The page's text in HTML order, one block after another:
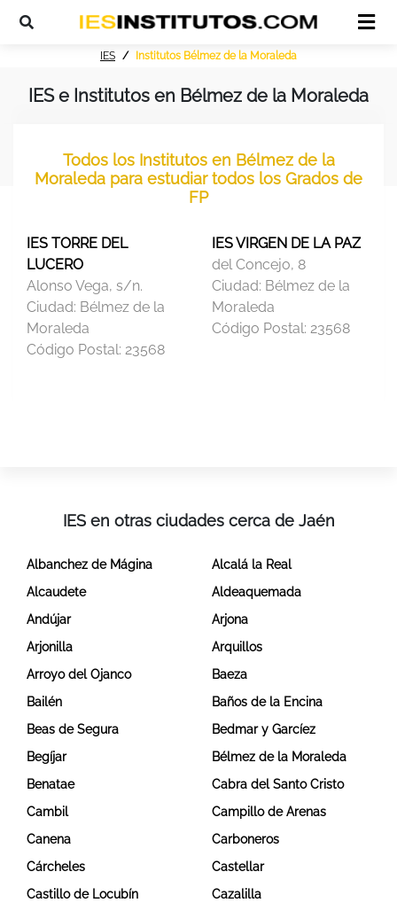
IES Institutos Bélmez de la Moraleda
IES e Institutos en Bélmez de la Moraleda
Todos los Institutos en Bélmez de la
Moraleda para estudiar todos los Grados de
FP
IES TORRE DEL
LUCERO
Alonso Vega, s/n.
Ciudad: Bélmez de la
Moraleda
Código Postal: 23568
IES VIRGEN DE LA PAZ
del Concejo, 8
Ciudad: Bélmez de la
Moraleda
Código Postal: 23568
IES en otras ciudades cerca de Jaén
Albanchez de Mágina
Alcalá la Real
Alcaudete
Aldeaquemada
Andújar
Arjona
Arjonilla
Arquillos
Arroyo del Ojanco
Baeza
Bailén
Baños de la Encina
Beas de Segura
Bedmar y Garcíez
Begíjar
Bélmez de la Moraleda
Benatae
Cabra del Santo Cristo
Cambil
Campillo de Arenas
Canena
Carboneros
Cárcheles
Castellar
Castillo de Locubín
Cazalilla